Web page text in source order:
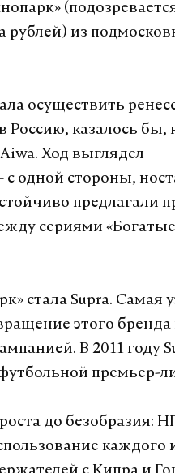
из
осуществить
казалось бы,
Ход выглядел
одной стороны,
предлагали
сериями
стала Supra. Самая
этого
В 2011 году
премьер-
до безобразия:
каждого